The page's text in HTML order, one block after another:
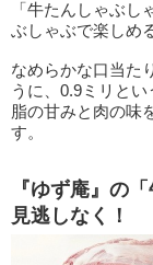
「牛たんしゃぶ
ぶしゃぶで楽しめ
なめらかな口当た
うに、0.9ミリとい
脂の甘みと肉の味
す。
『ゆず庵』の
見逃しなく！